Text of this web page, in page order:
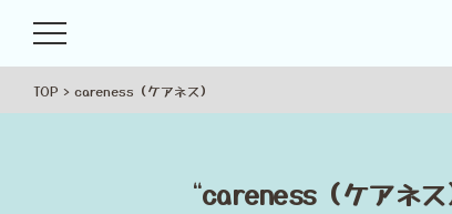
TOP careness（ケアネス）
“careness（ケアネス